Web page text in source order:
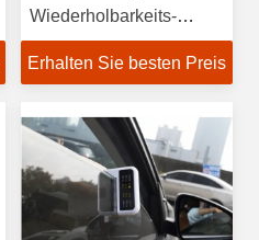
Wiederholbarkeits-
tragbare Getriebe-Meter-
13mm
Erhalten Sie besten Preis